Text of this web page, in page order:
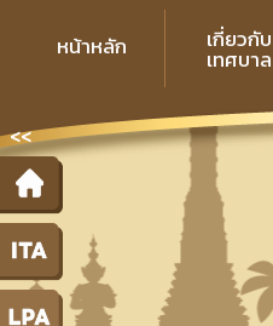
<<
หน้าหลัก เกี่ยวกับ
เทศบาล